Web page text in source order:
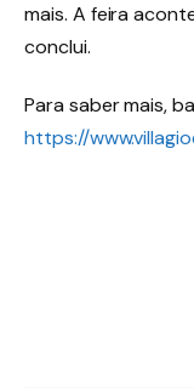
mais. A feira
conclui.
Para saber mais,
https://